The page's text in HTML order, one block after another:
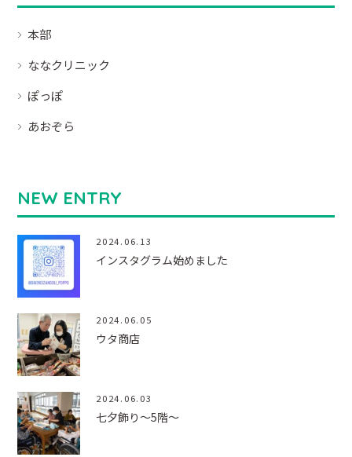
本部
ななクリニック
ぽっぽ
あおぞら
NEW ENTRY
2024.06.13
インスタグラム始めました
2024.06.05
ウタ商店
2024.06.03
七夕飾り～5階～